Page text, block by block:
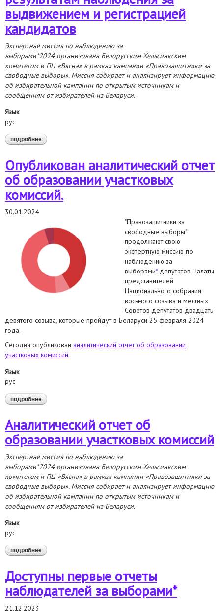
выдвижением и регистрацией
кандидатов
Экспертная миссия по наблюдению за
выборами*2024 организована Белорусским Хельсинкским
комитетом и ПЦ «Вясна» в рамках кампании «Правозащитники за
свободные выборы». Миссия собирает и анализирует информацию
об избирательной кампании по открытым источникам и
сообщениям от избирателей из Беларуси.
Язык
рус
подробнее о аналитический отчет по результатам наблюдения за
выдвижением и регистрацией кандидатов
Опубликован аналитический отчет
об образовании участковых
комиссий.
30.01.2024
"Правозащитники за
свободные выборы"
продолжают свою
экспертную миссию по
наблюдению за
выборами*депутатов Палаты
представителей
Национального собрания
восьмого созыва и местных
Советов депутатов двадцать
девятого созыва, которые пройдут в Беларуси 25 февраля 2024
года.
Сегодня опубликован аналитический отчет об образовании
участковых комиссий.
Язык
рус
подробнее о опубликован аналитический отчет об образовании
участковых комиссий.
Аналитический отчет об
образовании участковых комиссий
Экспертная миссия по наблюдению за
выборами*2024 организована Белорусским Хельсинкским
комитетом и ПЦ «Вясна» в рамках кампании «Правозащитники за
свободные выборы». Миссия собирает и анализирует информацию
об избирательной кампании по открытым источникам и
сообщениям от избирателей из Беларуси.
Язык
рус
подробнее о аналитический отчет об образовании участковых
комиссий
Доступны первые отчеты
наблюдателей за выборами*
21.12.2023